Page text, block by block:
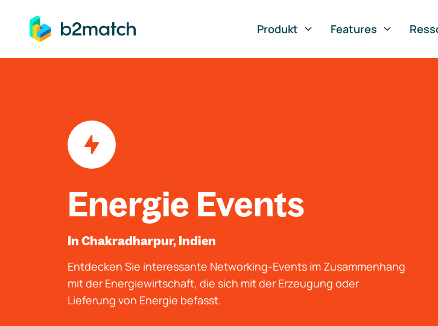
springen
Produkt
Features
Energie Events
In Chakradharpur, Indien
Entdecken Sie interessante Networking-Events im Zusammenhang
mit der Energiewirtschaft, die sich mit der Erzeugung oder
Lieferung von Energie befasst.